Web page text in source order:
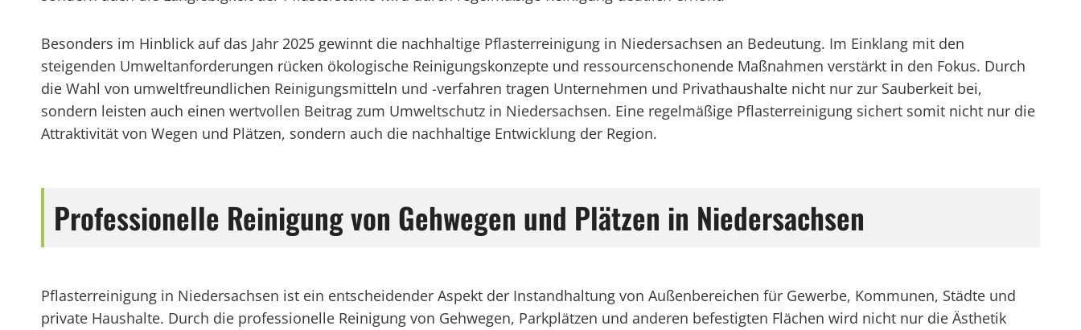
Besonders im Hinblick auf das Jahr 2025 gewinnt die nachhaltige Pflasterreinigung in Niedersachsen an Bedeutung. Im Einklang mit den
steigenden Umweltanforderungen rücken ökologische Reinigungskonzepte und ressourcenschonende Maßnahmen verstärkt in den Fokus. Durch
die Wahl von umweltfreundlichen Reinigungsmitteln und -verfahren tragen Unternehmen und Privathaushalte nicht nur zur Sauberkeit bei,
sondern leisten auch einen wertvollen Beitrag zum Umweltschutz in Niedersachsen. Eine regelmäßige Pflasterreinigung sichert somit nicht nur die
Attraktivität von Wegen und Plätzen, sondern auch die nachhaltige Entwicklung der Region.
Professionelle Reinigung von Gehwegen und Plätzen in Niedersachsen
Pflasterreinigung in Niedersachsen ist ein entscheidender Aspekt der Instandhaltung von Außenbereichen für Gewerbe, Kommunen, Städte und
private Haushalte. Durch die professionelle Reinigung von Gehwegen, Parkplätzen und anderen befestigten Flächen wird nicht nur die Ästhetik